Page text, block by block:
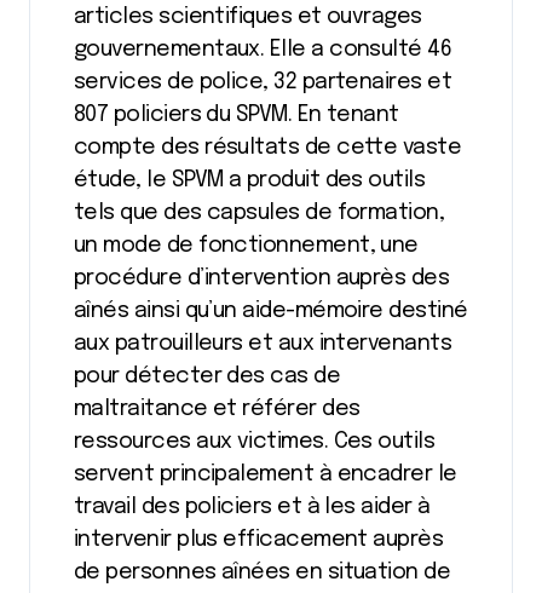
articles scientifiques et ouvrages
gouvernementaux. Elle a consulté 46
services de police, 32 partenaires et
807 policiers du SPVM. En tenant
compte des résultats de cette vaste
étude, le SPVM a produit des outils
tels que des capsules de formation,
un mode de fonctionnement, une
procédure d’intervention auprès des
aînés ainsi qu’un aide-mémoire destiné
aux patrouilleurs et aux intervenants
pour détecter des cas de
maltraitance et référer des
ressources aux victimes. Ces outils
servent principalement à encadrer le
travail des policiers et à les aider à
intervenir plus efficacement auprès
de personnes aînées en situation de